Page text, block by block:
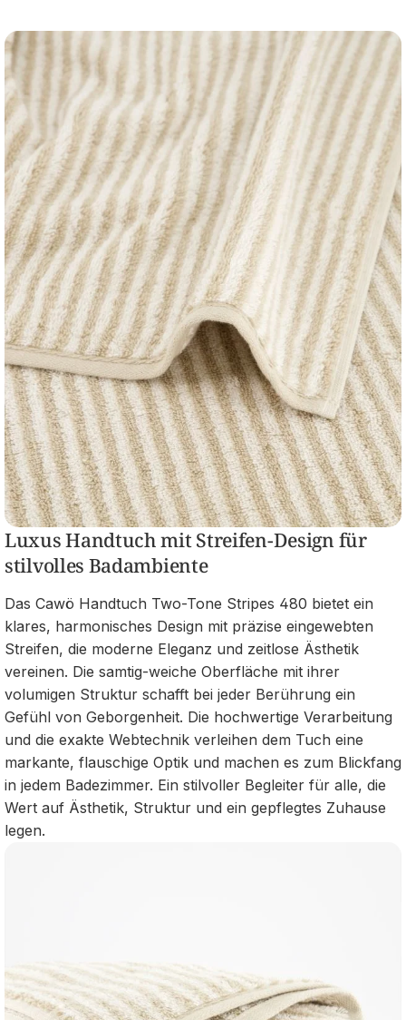
Luxus Handtuch mit Streifen-Design für
stilvolles Badambiente
Das Cawö Handtuch Two-Tone Stripes 480 bietet ein
klares, harmonisches Design mit präzise eingewebten
Streifen, die moderne Eleganz und zeitlose Ästhetik
vereinen. Die samtig-weiche Oberfläche mit ihrer
volumigen Struktur schafft bei jeder Berührung ein
Gefühl von Geborgenheit. Die hochwertige Verarbeitung
und die exakte Webtechnik verleihen dem Tuch eine
markante, flauschige Optik und machen es zum Blickfang
in jedem Badezimmer. Ein stilvoller Begleiter für alle, die
Wert auf Ästhetik, Struktur und ein gepflegtes Zuhause
legen.